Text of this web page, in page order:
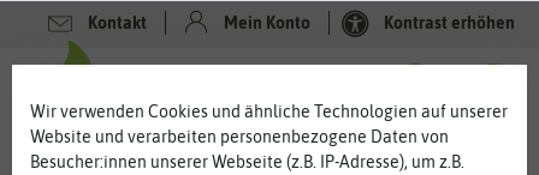
Kontakt Mein Konto Kontrast erhöhen
Wir verwenden Cookies und ähnliche Technologien auf unserer
Website und verarbeiten personenbezogene Daten von
Besucher:innen unserer Webseite (z.B. IP-Adresse), um z.B.